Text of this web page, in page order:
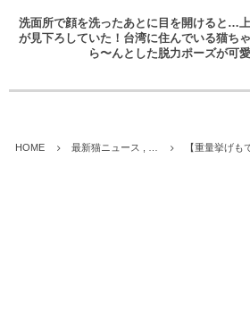
洗面所で顔を洗ったあとに目を開けると…
が見下ろしていた！台湾に住んでいる猫ち
ら〜んとした脱力ポーズが可
HOME 最新猫ニュース , … 【重量挙げ